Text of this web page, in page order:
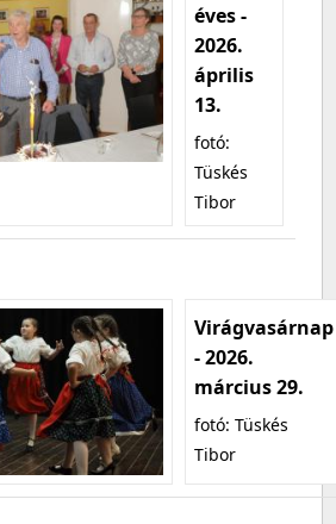
éves -
2026.
április
13.
fotó:
Tüskés
Tibor
Virágvasárnap
- 2026.
március 29.
fotó: Tüskés
Tibor